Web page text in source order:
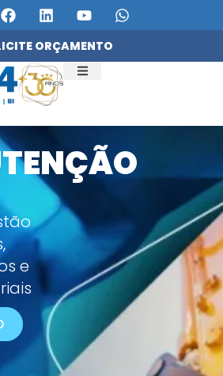
ORÇAMENTO
e